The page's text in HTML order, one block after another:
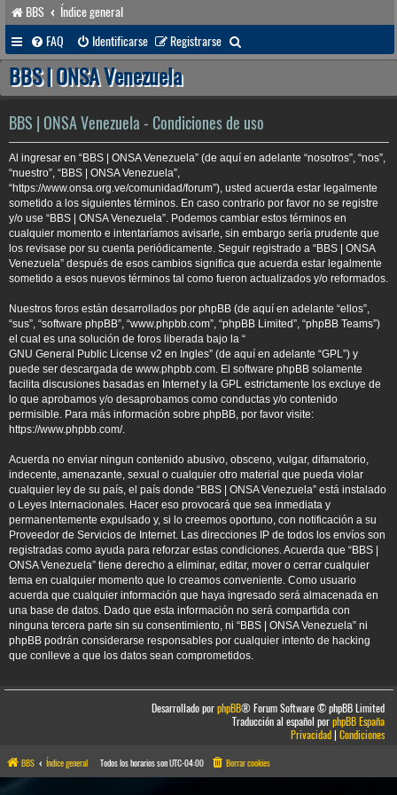
BBS
Índice general
FAQ
Identificarse Registrarse
u
a
r
BBS | ONSA Venezuela
BBS | ONSA Venezuela - Condiciones de uso
Al ingresar en “BBS | ONSA Venezuela” (de aquí en adelante “nosotros”, “nos”,
“nuestro”, “BBS | ONSA Venezuela”,
“https://www.onsa.org.ve/comunidad/forum”), usted acuerda estar legalmente
sometido a los siguientes términos. En caso contrario por favor no se registre
y/o use “BBS | ONSA Venezuela”. Podemos cambiar estos términos en
cualquier momento e intentaríamos avisarle, sin embargo sería prudente que
los revisase por su cuenta periódicamente. Seguir registrado a “BBS | ONSA
Venezuela” después de esos cambios significa que acuerda estar legalmente
sometido a esos nuevos términos tal como fueron actualizados y/o reformados.
Nuestros foros están desarrollados por phpBB (de aquí en adelante “ellos”,
“sus”, “software phpBB”, “www.phpbb.com”, “phpBB Limited”, “phpBB Teams”)
el cual es una solución de foros liberada bajo la “
GNU General Public License v2 en Ingles” (de aquí en adelante “GPL”) y
puede ser descargada de www.phpbb.com. El software phpBB solamente
facilita discusiones basadas en Internet y la GPL estrictamente los excluye de
lo que aprobamos y/o desaprobamos como conductas y/o contenido
permisible. Para más información sobre phpBB, por favor visite:
https://www.phpbb.com/.
Acuerda no enviar ningun contenido abusivo, obsceno, vulgar, difamatorio,
indecente, amenazante, sexual o cualquier otro material que pueda violar
cualquier ley de su país, el país donde “BBS | ONSA Venezuela” está instalado
o Leyes Internacionales. Hacer eso provocará que sea inmediata y
permanentemente expulsado y, si lo creemos oportuno, con notificación a su
Proveedor de Servicios de Internet. Las direcciones IP de todos los envíos son
registradas como ayuda para reforzar estas condiciones. Acuerda que “BBS |
ONSA Venezuela” tiene derecho a eliminar, editar, mover o cerrar cualquier
tema en cualquier momento que lo creamos conveniente. Como usuario
acuerda que cualquier información que haya ingresado será almacenada en
una base de datos. Dado que esta información no será compartida con
ninguna tercera parte sin su consentimiento, ni “BBS | ONSA Venezuela” ni
phpBB podrán considerarse responsables por cualquier intento de hacking
que conlleve a que los datos sean comprometidos.
Desarrollado porphpBB® Forum Software © phpBB Limited
Traducción al español porphpBB España
Privacidad|Condiciones
BBS Índice general Todos los horarios sonUTC-04:00 Borrar cookies